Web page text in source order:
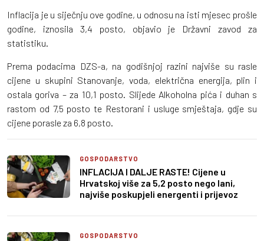
Inflacija je u siječnju ove godine, u odnosu na isti mjesec prošle
godine, iznosila 3,4 posto, objavio je Državni zavod za
statistiku.
Prema podacima DZS-a, na godišnjoj razini najviše su rasle
cijene u skupini Stanovanje, voda, električna energija, plin i
ostala goriva – za 10,1 posto. Slijede Alkoholna pića i duhan s
rastom od 7,5 posto te Restorani i usluge smještaja, gdje su
cijene porasle za 6,8 posto.
GOSPODARSTVO
INFLACIJA I DALJE RASTE! Cijene u
Hrvatskoj više za 5,2 posto nego lani,
najviše poskupjeli energenti i prijevoz
GOSPODARSTVO